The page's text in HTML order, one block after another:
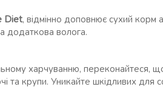
Diet, відмінно доповнює сухий корм
додаткова волога.
харчуванню, переконайтеся,
та крупи. Уникайте шкідливих для